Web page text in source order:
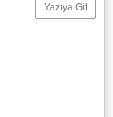
Yazıya Git